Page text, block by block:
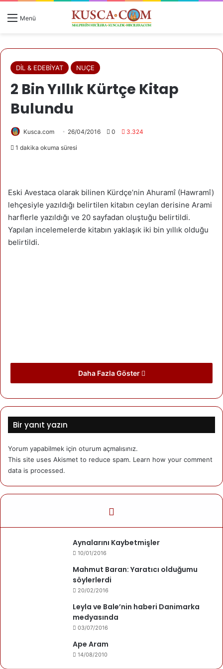
Menü
DİL & EDEBİYAT NUÇE
2 Bin Yıllık Kürtçe Kitap
Bulundu
Kusca.com 26/04/2016 0 3.324
1 dakika okuma süresi
Eski Avestaca olarak bilinen Kürdçe’nin Ahuramî (Hawramî)
lehçesiyle yazıldığı belirtilen kitabın ceylan derisine Arami
harflerle yazıldığı ve 20 sayfadan oluştuğu belirtildi.
Yapılan incelemelerde kitabın yaklaşık iki bin yıllık olduğu
belirtildi.
Kürdistan Arkeoloji Müdürlüğü yaptığı açıklamada bulunan
kitabın 2 bin yıllık olduğunu söyledi. Kitabın Eski avesta dili
olan Hawrami (Ahura-mani) Kürtçesi’nde, ceylan derisi
üzerinden yazıldığı açıklandı. Tarihi kitabın Arami
alfabesiyle Kürtçe yazıldığı verilen bilgiler arasında.
Kitabı Hawraman’da bulan doğu Kürdistanlı aile, Kitabın
İran Devleti eline geçmemesi için sakladığını, ekonomik
sıkıntılardan dolayı İngiltere’de satmak için götürdüğü,
Bölgesi’ne teslim etmeye ikna olduğu açıklandı.
Kürdistan’da Zerdeştiler olarak da bilinen Bahdinilerden
kalan ve Avesta’nın Gatalar bölümü olduğu sanılan iki bin
yıllık bir kitabın bulunduğu açıklandı.
Şûnwarên Kurdistanê (Kürdistan’ın Mirası) adlı internet
sitesinde yer alan bilgiye göre Doğu Kürdistan’ın
Hawraman İlçesi’nden bir aile, bulduğu kitaba İran
Devleti’nin el koymaması için kitabı Britanya’ya götürdü.
Daha Fazla Göster
Bir yanıt yazın
Yorum yapabilmek için oturum açmalısınız.
This site uses Akismet to reduce spam. Learn how your comment
data is processed.
Aynalarını Kaybetmişler
10/01/2016
Mahmut Baran: Yaratıcı olduğumu
söylerlerdi
20/02/2016
Leyla ve Bale’nin haberi Danimarka
medyasında
03/07/2016
Ape Aram
14/08/2010